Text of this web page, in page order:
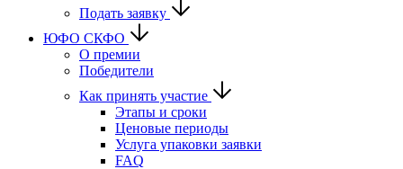
Подать заявку
ЮФО СКФО
О премии
Победители
Как принять участие
Этапы и сроки
Ценовые периоды
Услуга упаковки заявки
FAQ